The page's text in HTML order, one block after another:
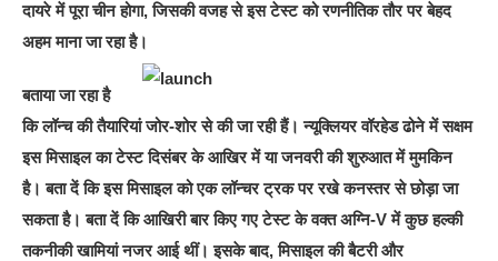
दायरे में पूरा चीन होगा, जिसकी वजह से इस टेस्ट को रणनीतिक तौर पर बेहद
अहम माना जा रहा है।
बताया जा रहा है
कि लॉन्च की तैयारियां जोर-शोर से की जा रही हैं। न्यूक्लियर वॉरहेड ढोने में सक्षम
इस मिसाइल का टेस्ट दिसंबर के आखिर में या जनवरी की शुरुआत में मुमकिन
है। बता दें कि इस मिसाइल को एक लॉन्चर ट्रक पर रखे कनस्तर से छोड़ा जा
सकता है। बता दें कि आखिरी बार किए गए टेस्ट के वक्त अग्नि-V में कुछ हल्की
तकनीकी खामियां नजर आई थीं। इसके बाद, मिसाइल की बैटरी और